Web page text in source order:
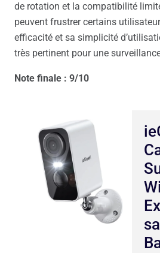
de rotation et la compatibilité
peuvent frustrer certains
efficacité et sa simplicité
très pertinent pour une
Note finale : 9/10